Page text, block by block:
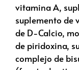
vitamina A,
suplemento de
de D-Calcio,
de piridoxina,
complejo de